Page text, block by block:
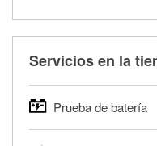
Servicios en la
Prueba de batería